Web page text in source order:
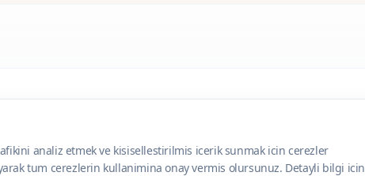
analiz etmek ve kisisellestirilmis icerik sunmak icin cerezler
tum cerezlerin kullanimina onay vermis olursunuz. Detayli bilgi icin